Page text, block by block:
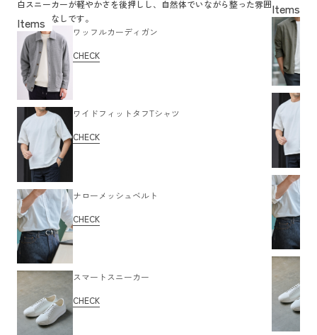
白スニーカーが軽やかさを後押しし、自然体でいながら整った雰囲
気の着こなしです。
ワッフルカーディガン
CHECK
ワイドフィットタフTシャツ
CHECK
ナローメッシュベルト
CHECK
スマートスニーカー
CHECK
自然に両